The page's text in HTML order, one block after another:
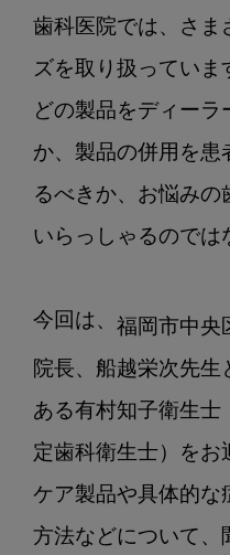
ッ
ケ
ア
ー
販
売
台
300
上
の
歯
科
医
に
聞
歯科医院では、さま
ズを取り扱っていま
どの製品をディーラ
か、製品の併用を患
るべきか、お悩みの
いらっしゃるのでは
今回は、 福岡市中央
院長、船越栄次先
ある有村知子衛生士
定歯科衛生士）をお
ケア製品や具体的な
方法などについて、